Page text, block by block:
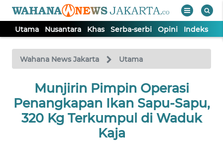
Utama Nusantara Khas Serba-serbi Opini Indeks
Wahana News Jakarta Utama
Munjirin Pimpin Operasi
Penangkapan Ikan Sapu-Sapu,
320 Kg Terkumpul di Waduk
Kaja
TV
Tutup
UTAMA
NUSANTARA